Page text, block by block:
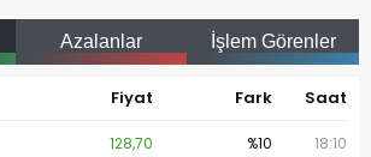
Azalanlar İşlem Görenler
Fiyat Fark Saat
128,70 %10 18:10